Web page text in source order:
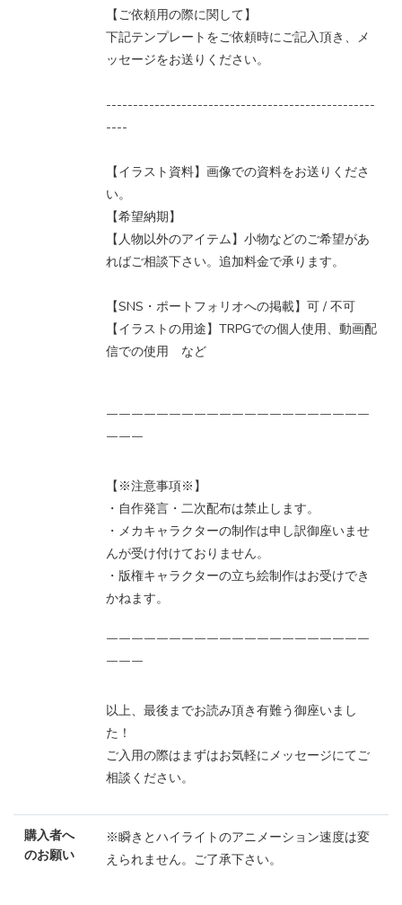
【ご依頼用の際に関して】
下記テンプレートをご依頼時にご記入頂き、メ
ッセージをお送りください。
--------------------------------------------------
----
【イラスト資料】画像での資料をお送りくださ
い。
【希望納期】
【人物以外のアイテム】小物などのご希望があ
ればご相談下さい。追加料金で承ります。
【SNS・ポートフォリオへの掲載】可 / 不可
【イラストの用途】TRPGでの個人使用、動画配
信での使用 など
￣￣￣￣￣￣￣￣￣￣￣￣￣￣￣￣￣￣￣￣￣
￣￣￣
【※注意事項※】
・自作発言・二次配布は禁止します。
・メカキャラクターの制作は申し訳御座いませ
んが受け付けておりません。
・版権キャラクターの立ち絵制作はお受けでき
かねます。
￣￣￣￣￣￣￣￣￣￣￣￣￣￣￣￣￣￣￣￣￣
￣￣￣
以上、最後までお読み頂き有難う御座いまし
た！
ご入用の際はまずはお気軽にメッセージにてご
相談ください。
購入者へ
のお願い
※瞬きとハイライトのアニメーション速度は変
えられません。ご了承下さい。